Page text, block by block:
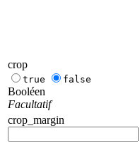
crop
true false
Booléen
Facultatif
crop_margin